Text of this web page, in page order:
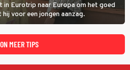
in Eurotrip naar Europa om het goed
voor een jongen aanzag.
MEER TIPS